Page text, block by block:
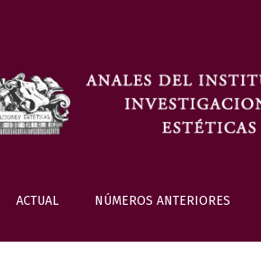
ACTUAL NÚMEROS ANTERIORES